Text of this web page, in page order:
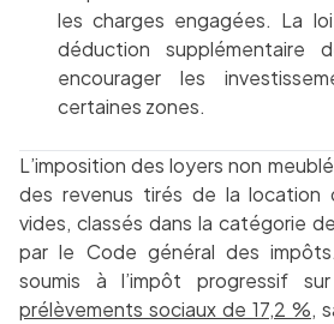
les charges engagées. La
déduction
encourager les
certaines zones.
L’imposition des loyers non
des revenus tirés de la location
vides, classés dans la catégorie
par le Code général des
soumis à l’impôt progressif
prélèvements sociaux de 17,2 %,